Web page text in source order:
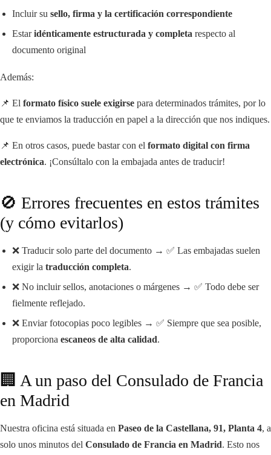
Incluir su sello, firma y la certificación correspondiente
Estaridénticamente estructurada y completa respecto al
documento original
Además:
📌 El formato físico suele exigirse para determinados trámites, por lo
que te enviamos la traducción en papel a la dirección que nos indiques.
📌 En otros casos, puede bastar con el formato digital con firma
electrónica. ¡Consúltalo con la embajada antes de traducir!
🚫 Errores frecuentes en estos trámites
(y cómo evitarlos)
❌ Traducir solo parte del documento → ✅ Las embajadas suelen
exigir la traducción completa.
❌ No incluir sellos, anotaciones o márgenes → ✅ Todo debe ser
fielmente reflejado.
❌ Enviar fotocopias poco legibles → ✅ Siempre que sea posible,
proporciona escaneos de alta calidad.
🏢 A un paso del Consulado de Francia
en Madrid
Nuestra oficina está situada en Paseo de la Castellana, 91, Planta 4, a
solo unos minutos del Consulado de Francia en Madrid. Esto nos